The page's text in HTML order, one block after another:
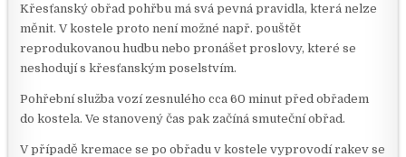
Křesťanský obřad pohřbu má svá pevná pravidla, která nelze
měnit. V kostele proto není možné např. pouštět
reprodukovanou hudbu nebo pronášet proslovy, které se
neshodují s křesťanským poselstvím.
Pohřební služba vozí zesnulého cca 60 minut před obřadem
do kostela. Ve stanovený čas pak začíná smuteční obřad.
V případě kremace se po obřadu v kostele vyprovodí rakev se